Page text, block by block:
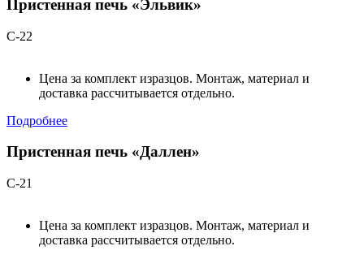
Пристенная печь «Эльвик»
С-22
Цена за комплект изразцов. Монтаж, материал и
доставка рассчитывается отдельно.
Подробнее
Пристенная печь «Даллен»
С-21
Цена за комплект изразцов. Монтаж, материал и
доставка рассчитывается отдельно.